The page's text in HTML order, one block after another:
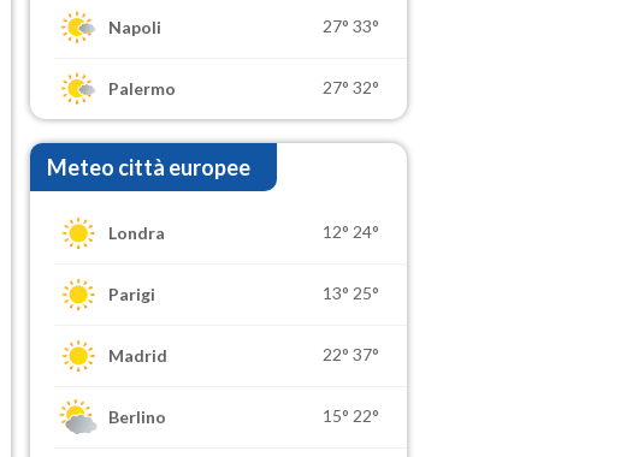
Napoli 27° 33°
Palermo 27° 32°
Meteo città europee
Londra 12° 24°
Parigi 13° 25°
Madrid 22° 37°
Berlino 15° 22°